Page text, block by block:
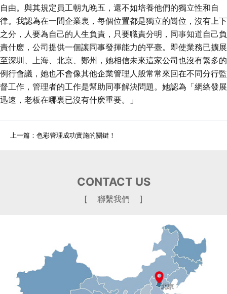
自由。與其規定員工朝九晚五，還不如培養他們的獨立性和自
律。我認為在一間企業裏，每個位置都是獨立的崗位，沒有上下
之分，人要為自己的人生負責，只要職責分明，同事知道自己負
責什麽，公司提供一個讓同事發揮能力的平臺。即使業務已擴展
至深圳、上海、北京、鄭州，她相信未來這家公司也沒有繁多的
例行會議，她也不會像其他企業管理人般常常來回在不同分行監
督工作，管理者的工作是幫助同事解決問題。她認為「網絡發展
迅速，老板在哪裏已沒有什麽重要。」
上一篇： 色彩管理成功實施的關鍵！
CONTACT US
[ 聯繫我們 ]